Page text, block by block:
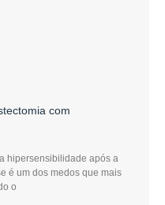
com
hipersensibilidade após a
é um dos medos que mais
o